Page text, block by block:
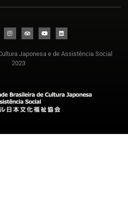
Japonesa e de Assistência Social
2023